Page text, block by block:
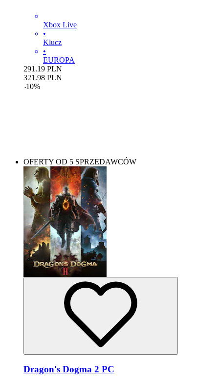
Xbox Live
•
Klucz
•
EUROPA
291.19 PLN
321.98 PLN
-10%
OFERTY OD 5 SPRZEDAWCÓW
Dragon's Dogma 2 PC